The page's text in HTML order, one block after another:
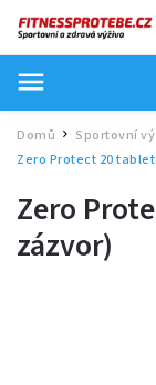
Domů / Sportovní
Zero Protect 20
Zero
zázvor)